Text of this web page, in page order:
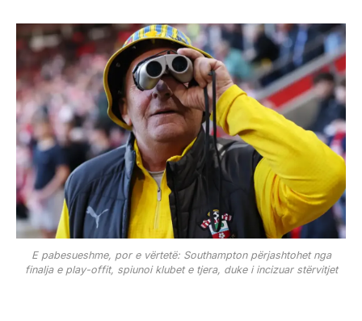
E pabesueshme, por e vërtetë: Southampton përjashtohet nga
finalja e play-offit, spiunoi klubet e tjera, duke i incizuar stërvitjet